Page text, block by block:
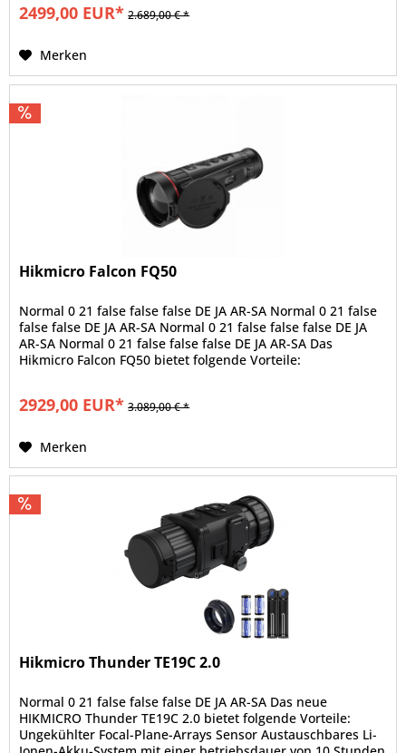
2499,00 EUR* 2.689,00 € *
Merken
Hikmicro Falcon FQ50
Normal 0 21 false false false DE JA AR-SA Normal 0 21 false
false false DE JA AR-SA Normal 0 21 false false false DE JA
AR-SA Normal 0 21 false false false DE JA AR-SA Das
Hikmicro Falcon FQ50 bietet folgende Vorteile:
2929,00 EUR* 3.089,00 € *
Merken
Hikmicro Thunder TE19C 2.0
Normal 0 21 false false false DE JA AR-SA Das neue
HIKMICRO Thunder TE19C 2.0 bietet folgende Vorteile:
Ungekühlter Focal-Plane-Arrays Sensor Austauschbares Li-